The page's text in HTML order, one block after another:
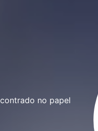
no papel